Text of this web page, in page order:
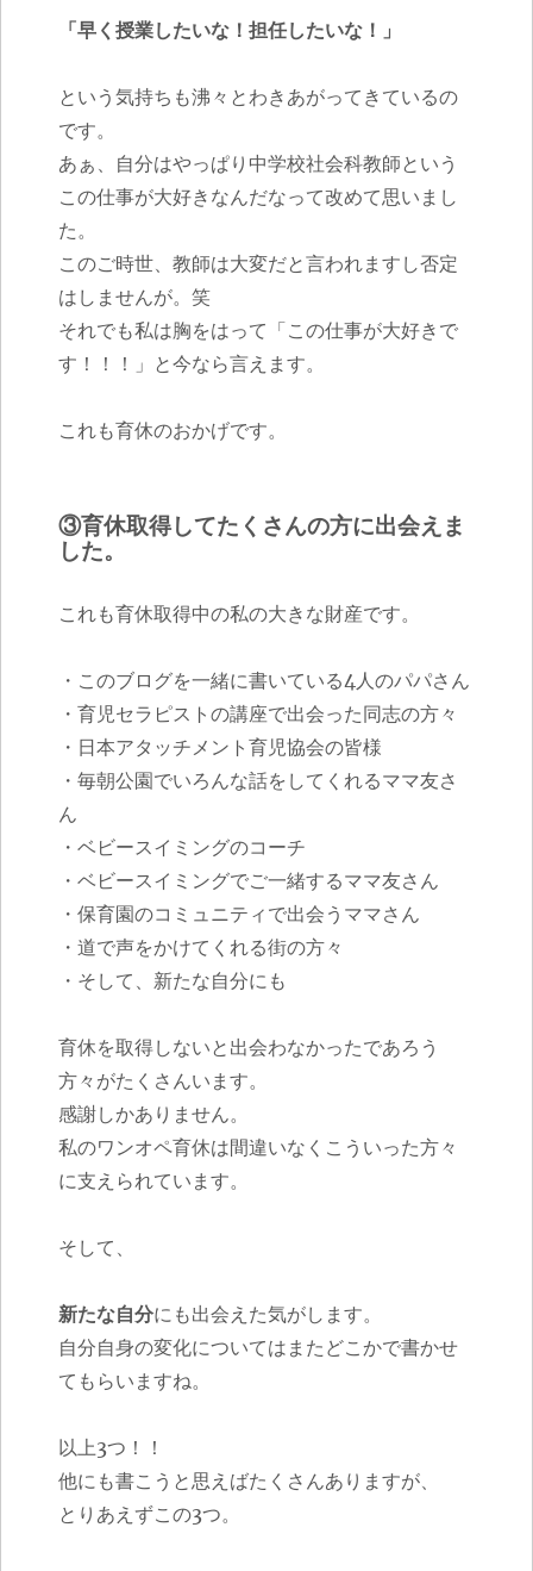
「早く授業したいな！担任したいな！」
という気持ちも沸々とわきあがってきているの
です。
あぁ、自分はやっぱり中学校社会科教師という
この仕事が大好きなんだなって改めて思いまし
た。
このご時世、教師は大変だと言われますし否定
はしませんが。笑
それでも私は胸をはって「この仕事が大好きで
す！！！」と今なら言えます。
これも育休のおかげです。
③育休取得してたくさんの方に出会えま
した。
これも育休取得中の私の大きな財産です。
・このブログを一緒に書いている4人のパパさん
・育児セラピストの講座で出会った同志の方々
・日本アタッチメント育児協会の皆様
・毎朝公園でいろんな話をしてくれるママ友さ
ん
・ベビースイミングのコーチ
・ベビースイミングでご一緒するママ友さん
・保育園のコミュニティで出会うママさん
・道で声をかけてくれる街の方々
・そして、新たな自分にも
育休を取得しないと出会わなかったであろう
方々がたくさんいます。
感謝しかありません。
私のワンオペ育休は間違いなくこういった方々
に支えられています。
そして、
新たな自分にも出会えた気がします。
自分自身の変化についてはまたどこかで書かせ
てもらいますね。
以上3つ！！
他にも書こうと思えばたくさんありますが、
とりあえずこの3つ。